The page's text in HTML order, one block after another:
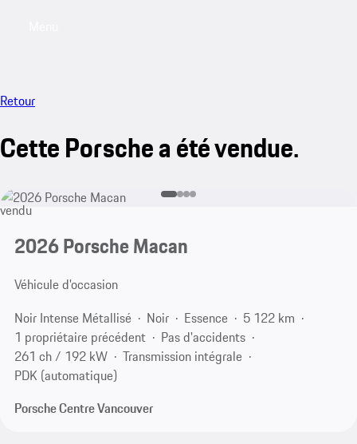
Retour
Cette Porsche a été vendue.
vendu
2026 Porsche Macan
Véhicule d'occasion
Noir Intense Métallisé
Noir Essence
5 122 km
1 propriétaire précédent
Pas d'accidents
261 ch / 192 kW
Transmission intégrale
PDK (automatique)
Porsche Centre Vancouver